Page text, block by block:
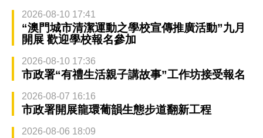
2026-08-10 17:41
“澳門城市清潔運動之學校宣傳推廣活動”九月
開展 歡迎學校報名參加
2026-08-10 17:36
市政署“有禮生活親子講故事”工作坊接受報名
2026-08-07 16:16
市政署開展龍環葡韻生態步道翻新工程
2026-08-06 18:09